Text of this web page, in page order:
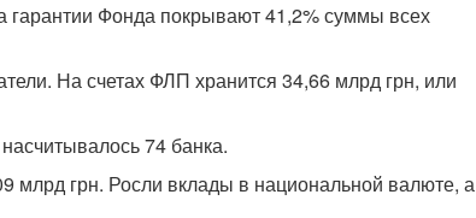
Фонда покрывают 41,2% суммы всех
На счетах ФЛП хранится 34,66 млрд грн, или
74 банка.
млрд грн. Росли вклады в национальной валюте, а